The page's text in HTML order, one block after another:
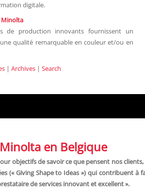
digitale.
Minolta
de production innovants fournissent un
qualité remarquable en couleur et/ou en
| Archives | Search
en Belgique
objectifs de savoir ce que pensent nos
(« Giving Shape to Ideas ») qui contribuent à
de services innovant et excellent ».